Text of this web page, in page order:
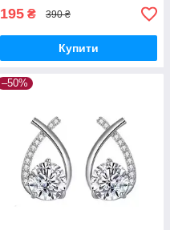
195 ₴ 390 ₴
Купити
–50%